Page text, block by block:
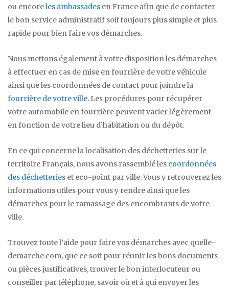
ou encoreles ambassades en France afin que de contacter
le bon service administratif soit toujours plus simple et plus
rapide pour bien faire vos démarches.
Nous mettons également à votre disposition les démarches
à effectuer en cas de mise en fourrière de votre véhicule
ainsi que les coordonnées de contact pour joindre la
fourrière de votre ville. Les procédures pour récupérer
votre automobile en fourrière peuvent varier légèrement
en fonction de votre lieu d’habitation ou du dépôt.
En ce qui concerne la localisation des déchetteries sur le
territoire Français, nous avons rassemblé les coordonnées
des déchetteries et eco-point par ville. Vous y retrouverez les
informations utiles pour vous y rendre ainsi que les
démarches pour le ramassage des encombrants de votre
ville.
Trouvez toute l’aide pour faire vos démarches avec quelle-
demarche.com, que ce soit pour réunir les bons documents
ou pièces justificatives, trouver le bon interlocuteur ou
conseiller par téléphone, savoir où et à qui envoyer les